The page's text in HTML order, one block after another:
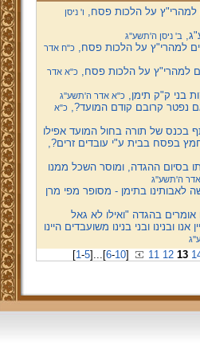
למהרי"ץ על הלכות פסח, ו' ניסן
ב' ניסן ה'תשע''ג
למהרי"ץ על הלכות פסח,כ"ח אדר
למהרי"ץ על הלכות פסח,כ"א אדר
בני ק"ק תימן,כ"א אדר ה'תשע''ג
נפטר קרובם קודם המועד?,כ"א
בכנס של תורה בחול המועד אפילו
בפסח בבית ע"י עובדים זרים?,
בסיום ההגדה, ומוסר השכל ממנו
ה'תשע''ג
לאבותינו בתימן - מסופר מפי מרן
אומרים בהגדה "ואילו לא גאל
ובנינו ובני בנינו משועבדים היינו
[1-5] ... [6-10] 11 12 13